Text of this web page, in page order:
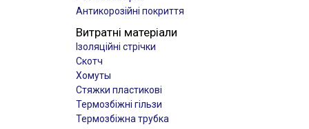
Антикорозійні покриття
Витратні матеріали
Ізоляційні стрічки
Скотч
Хомуты
Стяжки пластикові
Термозбіжні гільзи
Термозбіжна трубка